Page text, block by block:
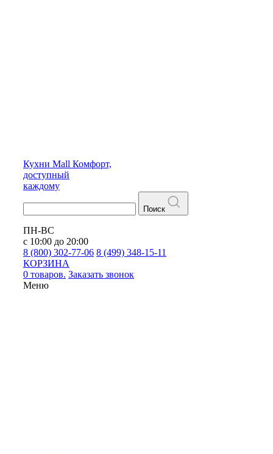
Кухни Mall Комфорт,
доступный
каждому
Поиск
ПН-ВС
с 10:00 до 20:00
8 (800) 302-77-06 8 (499) 348-15-11
КОРЗИНА
0 товаров. Заказать звонок
Меню